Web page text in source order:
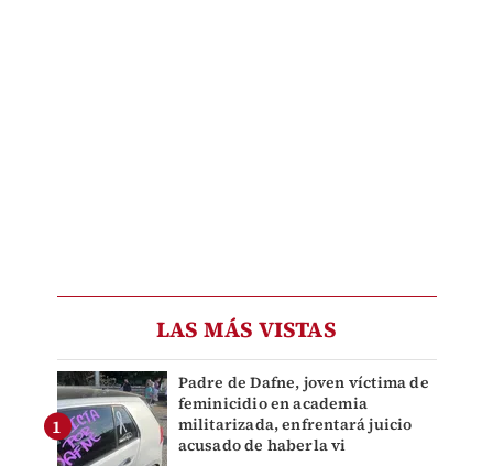
LAS MÁS VISTAS
Padre de Dafne, joven víctima de
feminicidio en academia
militarizada, enfrentará juicio
acusado de haberla vi